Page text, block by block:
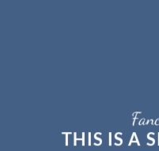
THIS IS A